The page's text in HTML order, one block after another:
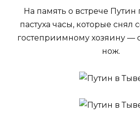
На память о встрече
пастуха часы, которые снял
гостеприимному хозяину —
нож.